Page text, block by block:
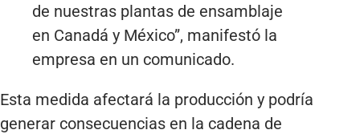
de nuestras plantas de ensamblaje
en Canadá y México”, manifestó la
empresa en un comunicado.
Esta medida afectará la producción y podría
generar consecuencias en la cadena de